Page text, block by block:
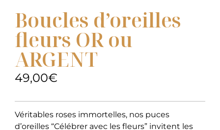
Boucles d’oreilles
fleurs OR ou
ARGENT
49,00€
Véritables roses immortelles, nos puces
d’oreilles “Célébrer avec les fleurs” invitent les